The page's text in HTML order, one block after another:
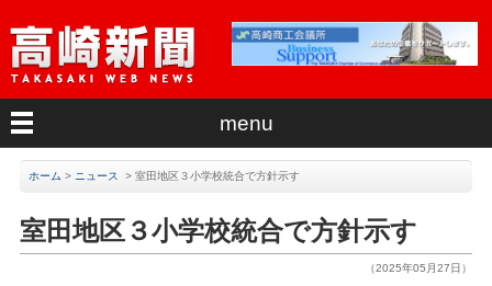
menu
ホーム > ニュース >室田地区３小学校統合で方針示す
室田地区３小学校統合で方針示す
（2025年05月27日）